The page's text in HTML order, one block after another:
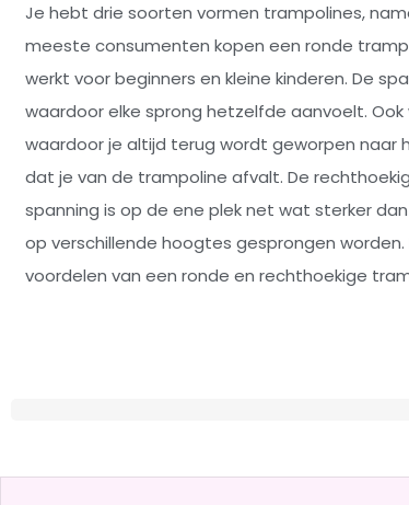
Je hebt drie soorten vormen trampolines,
meeste consumenten kopen een ronde
werkt voor beginners en kleine kinderen. De
waardoor elke sprong hetzelfde aanvoelt. Ook
waardoor je altijd terug wordt geworpen naar
dat je van de trampoline afvalt. De
spanning is op de ene plek net wat sterker
op verschillende hoogtes gesprongen
voordelen van een ronde en rechthoekige